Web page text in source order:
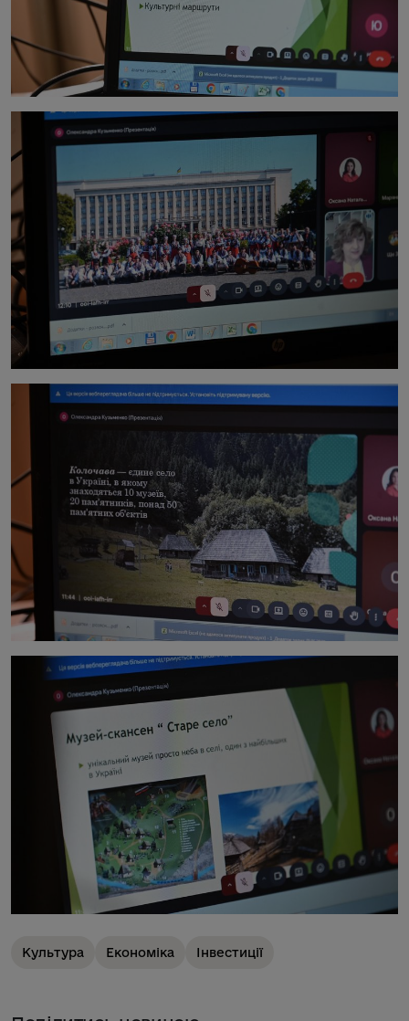
Культура Економіка Інвестиції